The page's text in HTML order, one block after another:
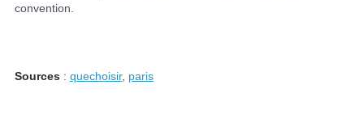
convention.
Sources : quechoisir, paris